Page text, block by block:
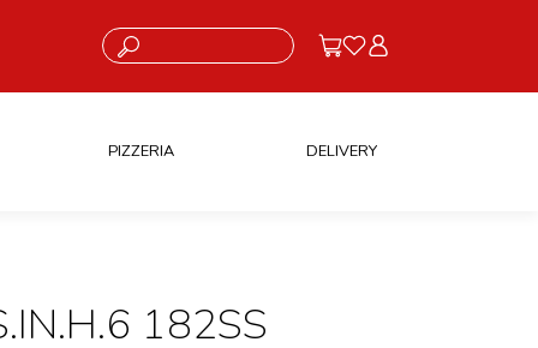
Cosa stai cercando?
PIZZERIA DELIVERY
182SS